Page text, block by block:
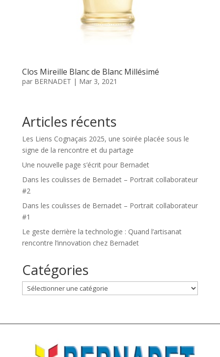
Clos Mireille Blanc de Blanc Millésimé
par BERNADET | Mar 3, 2021
Articles récents
Les Liens Cognaçais 2025, une soirée placée sous le
signe de la rencontre et du partage
Une nouvelle page s’écrit pour Bernadet
Dans les coulisses de Bernadet – Portrait collaborateur
#2
Dans les coulisses de Bernadet – Portrait collaborateur
#1
Le geste derrière la technologie : Quand l’artisanat
rencontre l’innovation chez Bernadet
Catégories
Catégories